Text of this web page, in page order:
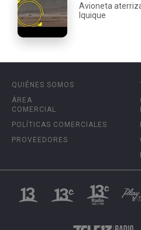
Avioneta
Iquique
QUIÉNES SOMOS
ÁREA
COMERCIAL
POLÍTICAS COMERCIALES
PROVEEDORES